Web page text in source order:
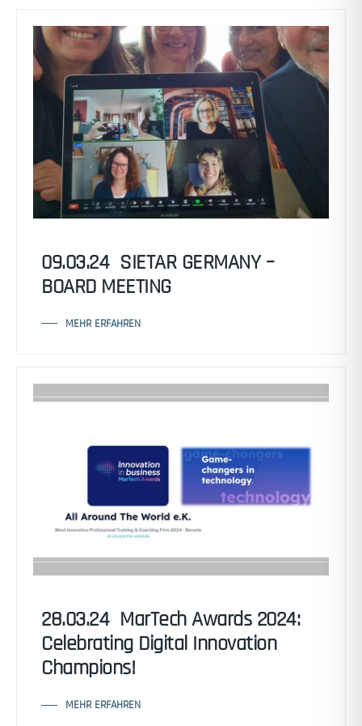
09.03.24 SIETAR GERMANY –
BOARD MEETING
MEHR ERFAHREN
28.03.24 MarTech Awards 2024:
Celebrating Digital Innovation
Champions!
MEHR ERFAHREN